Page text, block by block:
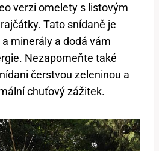
verzi omelety s listovým
Tato snídaně je
minerály a dodá vám
Nezapomeňte také
čerstvou zeleninou a
chuťový zážitek.